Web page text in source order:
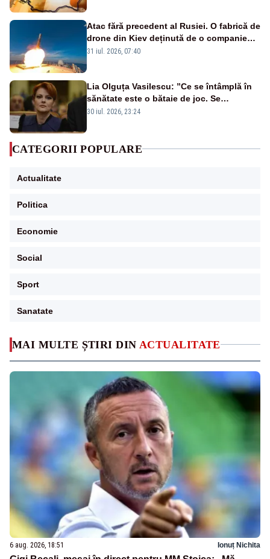
MAI MULTE ȘTIRI DIN ACTUALITATE
6 aug. 2026, 18:51 Ionuț Nichita
Atac fără precedent al Rusiei. O fabrică de
drone din Kiev deținută de o companie
americană, distrusă de o rachetă
31 iul. 2026, 07:40
Lia Olguța Vasilescu: ”Ce se întâmplă în
sănătate este o bătaie de joc. Se
guvernează extraordinar de prost”
30 iul. 2026, 23:24
CATEGORII POPULARE
Actualitate
Politica
Economie
Social
Sport
Sanatate